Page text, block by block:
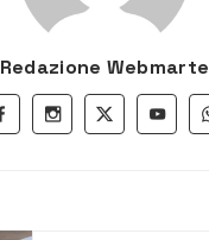
Redazione Webmarte